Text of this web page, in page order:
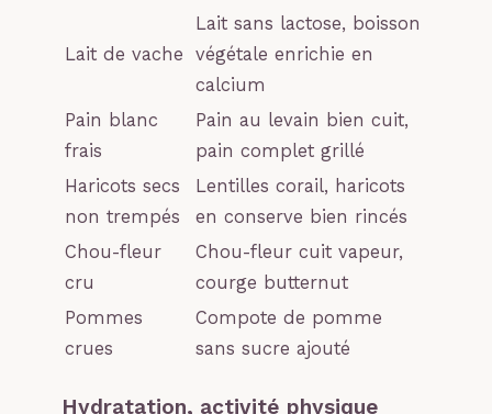
Lait de vache
Lait sans lactose, boisson
végétale enrichie en
calcium
Pain blanc
frais
Pain au levain bien cuit,
pain complet grillé
Haricots secs
non trempés
Lentilles corail, haricots
en conserve bien rincés
Chou-fleur
cru
Chou-fleur cuit vapeur,
courge butternut
Pommes
crues
Compote de pomme
sans sucre ajouté
Hydratation, activité physique